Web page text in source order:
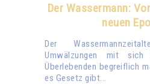
Der Wassermann:
neuen
Der
Umwälzungen mit
Überlebenden begreiflich
es Gesetz gibt...